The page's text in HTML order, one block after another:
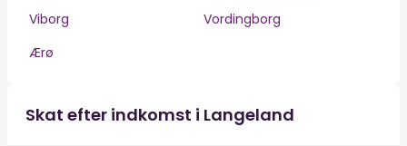
Viborg
Vordingborg
Ærø
Skat efter indkomst i Langeland